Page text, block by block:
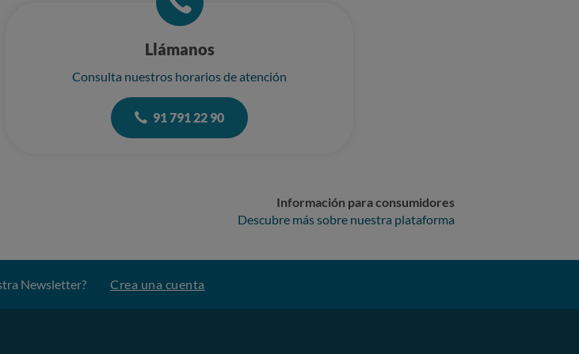
Llámanos
Consulta nuestros horarios de atención
91 791 22 90
Información para consumidores
Descubre más sobre nuestra plataforma
Newsletter? Crea una cuenta